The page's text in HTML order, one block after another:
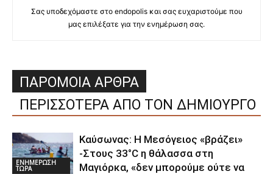
Σας υποδεχόμαστε στο endopolis και σας ευχαριστούμε που
μας επιλέξατε για την ενημέρωση σας.
ΠΑΡΟΜΟΙΑ ΑΡΘΡΑ
ΠΕΡΙΣΣΟΤΕΡΑ ΑΠΟ ΤΟΝ ΔΗΜΙΟΥΡΓΟ
ΕΝΗΜΕΡΩΣΗ
ΤΩΡΑ
Καύσωνας: Η Μεσόγειος «βράζει»
-Στους 33°C η θάλασσα στη
Μαγιόρκα, «δεν μπορούμε ούτε να